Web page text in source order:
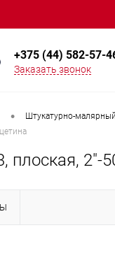
+375 (44) 582-57-
Заказать звонок
• Штукатурно-
плоская,